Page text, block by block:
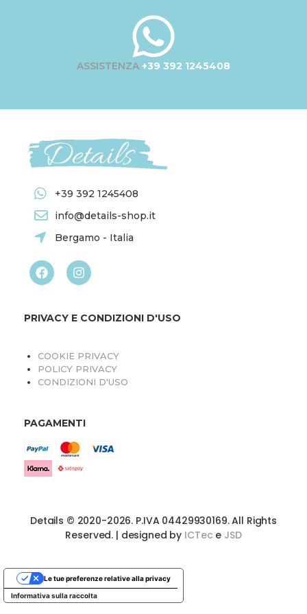
ASSISTENZA +39 392 1245408
+39 392 1245408
info@details-shop.it
Bergamo - Italia
PRIVACY E CONDIZIONI D'USO
COOKIE PRIVACY
POLICY PRIVACY
CONDIZIONI D'USO
PAGAMENTI
Details © 2020-2026. P.IVA 04429930169. All Rights
Reserved. | designed by ICTec e JSD
Informativa sulla raccolta
Le tue preferenze relative alla privacy